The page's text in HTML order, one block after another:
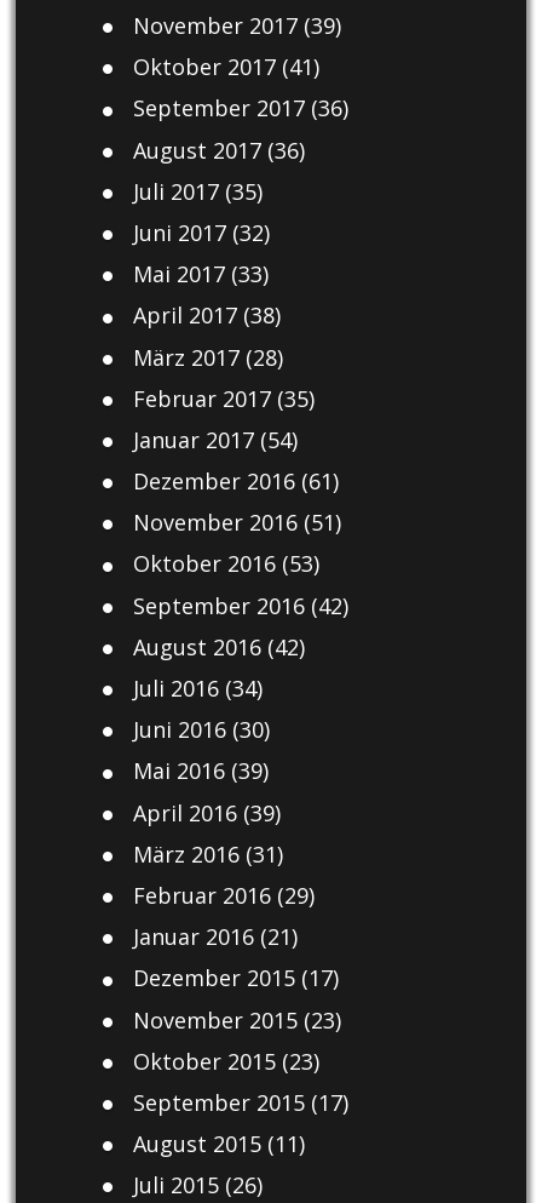
November 2017(39)
Oktober 2017(41)
September 2017(36)
August 2017(36)
Juli 2017(35)
Juni 2017(32)
Mai 2017(33)
April 2017(38)
März 2017(28)
Februar 2017(35)
Januar 2017(54)
Dezember 2016(61)
November 2016(51)
Oktober 2016(53)
September 2016(42)
August 2016(42)
Juli 2016(34)
Juni 2016(30)
Mai 2016(39)
April 2016(39)
März 2016(31)
Februar 2016(29)
Januar 2016(21)
Dezember 2015(17)
November 2015(23)
Oktober 2015(23)
September 2015(17)
August 2015(11)
Juli 2015(26)